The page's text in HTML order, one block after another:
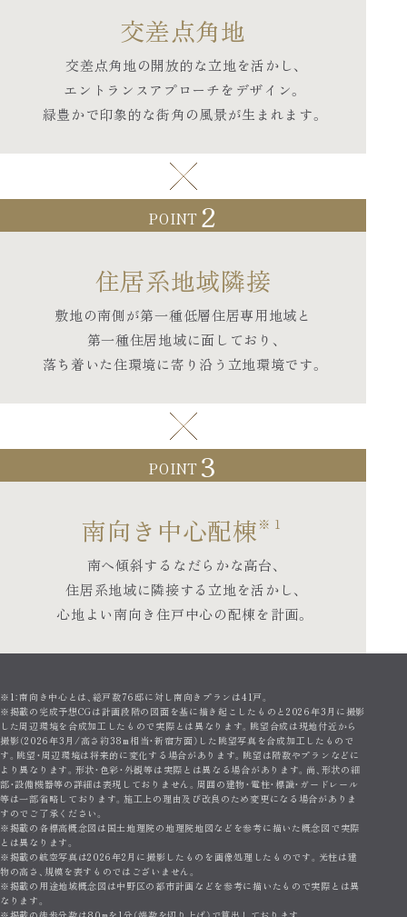
交差点角地
交差点角地の開放的な立地を活かし、
エントランスアプローチをデザイン。
緑豊かで印象的な街角の風景が生まれます。
POINT 2
住居系地域隣接
敷地の南側が第一種低層住居専用地域と
第一種住居地域に面しており、
落ち着いた住環境に寄り沿う立地環境です。
POINT 3
南向き中心配棟 ※１
南へ傾斜するなだらかな高台、
住居系地域に隣接する立地を活かし、
心地よい南向き住戸中心の配棟を計画。
※1：南向き中心とは、総戸数76邸に対し南向きプランは41戸。
※掲載の完成予想CGは計画段階の図面を基に描き起こしたものと2026年3月に撮影
した周辺環境を合成加工したもので実際とは異なります。眺望合成は現地付近から
撮影（2026年3月/高さ約38m相当・新宿方面）した眺望写真を合成加工したもので
す。眺望・周辺環境は将来的に変化する場合があります。眺望は階数やプランなどに
より異なります。形状・色彩・外観等は実際とは異なる場合があります。尚、形状の細
部・設備機器等の詳細は表現しておりません。周囲の建物・電柱・標識・ガードレール
等は一部省略しております。施工上の理由及び改良のため変更になる場合がありま
すのでご了承ください。
※掲載の各標高概念図は国土地理院の地理院地図などを参考に描いた概念図で実際
とは異なります。
※掲載の航空写真は2026年2月に撮影したものを画像処理したものです。光柱は建
物の高さ、規模を表すものではございません。
※掲載の用途地域概念図は中野区の都市計画などを参考に描いたもので実際とは異
なります。